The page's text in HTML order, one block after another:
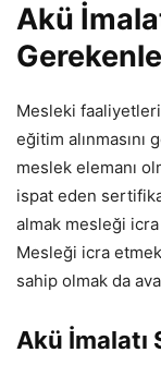
Akü
Mesleki
eğitim alınmasını
meslek elemanı
ispat eden
almak mesleği icra
Mesleği icra
sahip olmak da
Akü İmalatı